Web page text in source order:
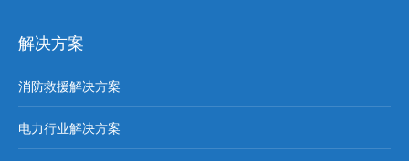
解决方案
消防救援解决方案
电力行业解决方案